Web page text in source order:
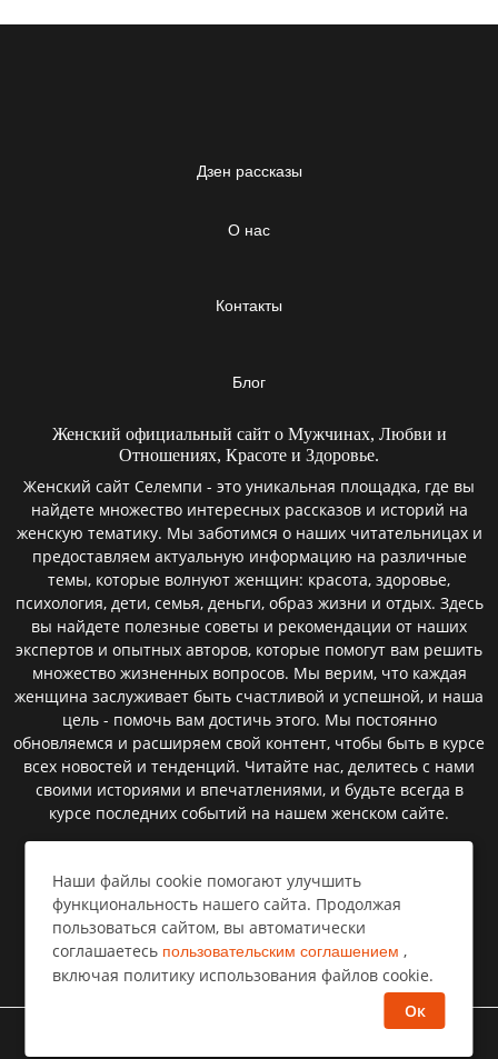
Дзен рассказы
О нас
Контакты
Блог
Женский официальный сайт о Мужчинах, Любви и
Отношениях, Красоте и Здоровье.
Женский сайт Селемпи - это уникальная площадка, где вы
найдете множество интересных рассказов и историй на
женскую тематику. Мы заботимся о наших читательницах и
предоставляем актуальную информацию на различные
темы, которые волнуют женщин: красота, здоровье,
психология, дети, семья, деньги, образ жизни и отдых. Здесь
вы найдете полезные советы и рекомендации от наших
экспертов и опытных авторов, которые помогут вам решить
множество жизненных вопросов. Мы верим, что каждая
женщина заслуживает быть счастливой и успешной, и наша
цель - помочь вам достичь этого. Мы постоянно
обновляемся и расширяем свой контент, чтобы быть в курсе
всех новостей и тенденций. Читайте нас, делитесь с нами
своими историями и впечатлениями, и будьте всегда в
курсе последних событий на нашем женском сайте.
Пользовательское соглашение
Политика конфиденциальности
Правообладателям⁣
Наши файлы cookie помогают улучшить
функциональность нашего сайта. Продолжая
пользоваться сайтом, вы автоматически
соглашаетесь пользовательским соглашением ,
включая политику использования файлов cookie.
Ок